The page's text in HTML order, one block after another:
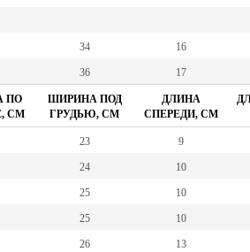
34 16
36 17
ПО
СМ
ШИРИНА ПОД
ГРУДЬЮ, СМ
ДЛИНА
СПЕРЕДИ, СМ
23 9
24 10
25 10
25 10
26 13